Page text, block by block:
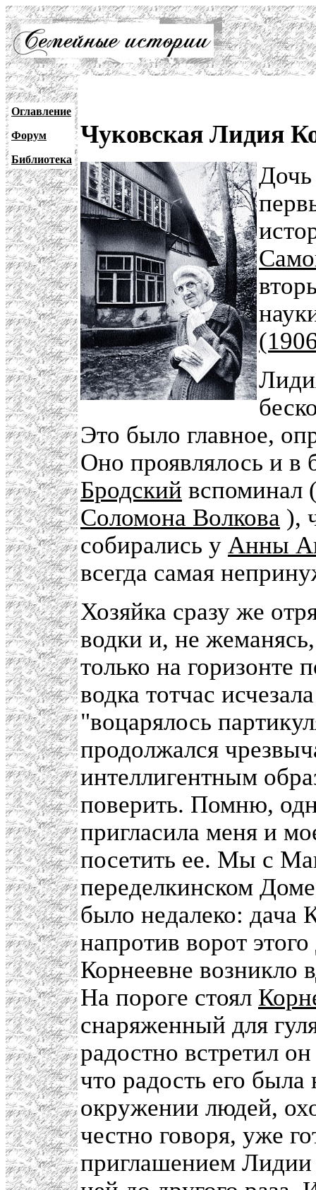
Оглавление
Форум
Библиотека
Чуковская Лидия
Это было главное,
Оно проявлялось и
Бродский вспоминал
Соломона Волкова ),
собирались у Анны
всегда самая
Хозяйка сразу же
водки и, не
только на горизонте
водка тотчас
"воцарялось
продолжался
интеллигентным
поверить. Помню,
пригласила меня и
посетить ее. Мы с
переделкинском
было недалеко: дача
напротив ворот
Корнеевне возникло
На пороге стоял
снаряженный для
радостно встретил
что радость его
окружении людей,
честно говоря, уже
приглашением